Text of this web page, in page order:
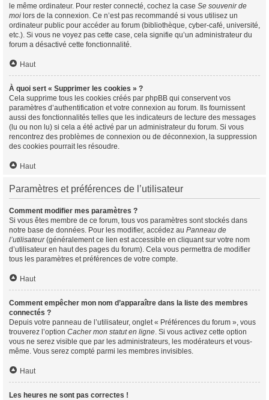
le même ordinateur. Pour rester connecté, cochez la case Se souvenir de
moi lors de la connexion. Ce n’est pas recommandé si vous utilisez un
ordinateur public pour accéder au forum (bibliothèque, cyber-café, université,
etc.). Si vous ne voyez pas cette case, cela signifie qu’un administrateur du
forum a désactivé cette fonctionnalité.
Haut
À quoi sert « Supprimer les cookies » ?
Cela supprime tous les cookies créés par phpBB qui conservent vos
paramètres d’authentification et votre connexion au forum. Ils fournissent
aussi des fonctionnalités telles que les indicateurs de lecture des messages
(lu ou non lu) si cela a été activé par un administrateur du forum. Si vous
rencontrez des problèmes de connexion ou de déconnexion, la suppression
des cookies pourrait les résoudre.
Haut
Paramètres et préférences de l’utilisateur
Comment modifier mes paramètres ?
Si vous êtes membre de ce forum, tous vos paramètres sont stockés dans
notre base de données. Pour les modifier, accédez au Panneau de
l’utilisateur(généralement ce lien est accessible en cliquant sur votre nom
d’utilisateur en haut des pages du forum). Cela vous permettra de modifier
tous les paramètres et préférences de votre compte.
Haut
Comment empêcher mon nom d’apparaître dans la liste des membres
connectés ?
Depuis votre panneau de l’utilisateur, onglet « Préférences du forum », vous
trouverez l’option Cacher mon statut en ligne. Si vous activez cette option
vous ne serez visible que par les administrateurs, les modérateurs et vous-
même. Vous serez compté parmi les membres invisibles.
Haut
Les heures ne sont pas correctes !